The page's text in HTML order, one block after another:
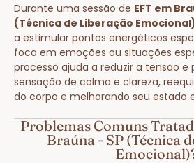
Durante uma sessão de EFT em
(Técnica de Liberação
a estimular pontos energéticos
foca em emoções ou situações
processo ajuda a reduzir a tensão e
sensação de calma e clareza,
do corpo e melhorando seu estado
Problemas Comuns
Braúna - SP (Técnica